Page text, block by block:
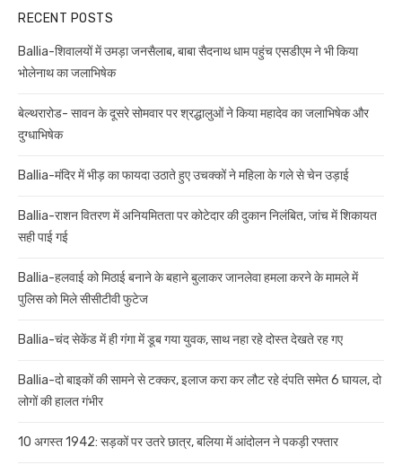
RECENT POSTS
Ballia-शिवालयों में उमड़ा जनसैलाब, बाबा सैदनाथ धाम पहुंच एसडीएम ने भी किया
भोलेनाथ का जलाभिषेक
बेल्थरारोड- सावन के दूसरे सोमवार पर श्रद्धालुओं ने किया महादेव का जलाभिषेक और
दुग्धाभिषेक
Ballia-मंदिर में भीड़ का फायदा उठाते हुए उचक्कों ने महिला के गले से चेन उड़ाई
Ballia-राशन वितरण में अनियमितता पर कोटेदार की दुकान निलंबित, जांच में शिकायत
सही पाई गई
Ballia-हलवाई को मिठाई बनाने के बहाने बुलाकर जानलेवा हमला करने के मामले में
पुलिस को मिले सीसीटीवी फुटेज
Ballia-चंद सेकेंड में ही गंगा में डूब गया युवक, साथ नहा रहे दोस्त देखते रह गए
Ballia-दो बाइकों की सामने से टक्कर, इलाज करा कर लौट रहे दंपति समेत 6 घायल, दो
लोगों की हालत गंभीर
10 अगस्त 1942: सड़कों पर उतरे छात्र, बलिया में आंदोलन ने पकड़ी रफ्तार